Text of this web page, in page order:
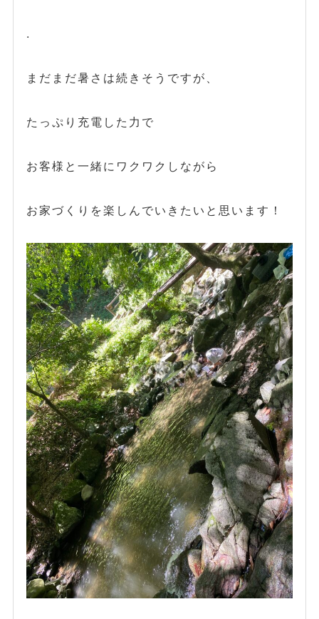
.
まだまだ暑さは続きそうですが、
たっぷり充電した力で
お客様と一緒にワクワクしながら
お家づくりを楽しんでいきたいと思います！